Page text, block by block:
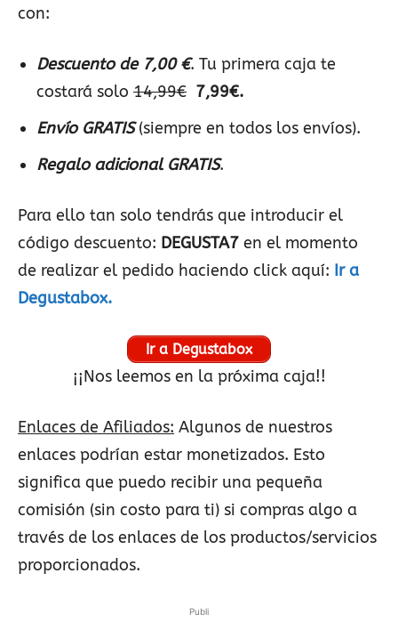
con:
Descuento de 7,00 €. Tu primera caja te
costará solo 14,99€ 7,99€.
Envío GRATIS(siempre en todos los envíos).
Regalo adicional GRATIS.
Para ello tan solo tendrás que introducir el
código descuento: DEGUSTA7 en el momento
de realizar el pedido haciendo click aquí: Ir a
Degustabox.
Ir a Degustabox
¡¡Nos leemos en la próxima caja!!
Enlaces de Afiliados: Algunos de nuestros
enlaces podrían estar monetizados. Esto
significa que puedo recibir una pequeña
comisión (sin costo para ti) si compras algo a
través de los enlaces de los productos/servicios
proporcionados.
Publi